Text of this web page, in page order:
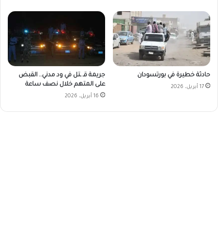
حادثة خطيرة في بورتسودان
17 أبريل، 2026
جريمة قـ ـتل في ود مدني.. القبض
على المتهم خلال نصف ساعة
16 أبريل، 2026